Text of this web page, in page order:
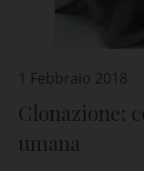
1 Febbraio 2018
Clonazione:
umana